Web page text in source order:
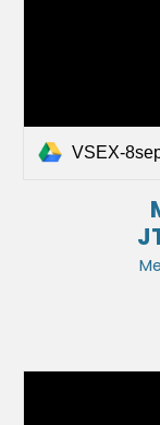
VSEX-